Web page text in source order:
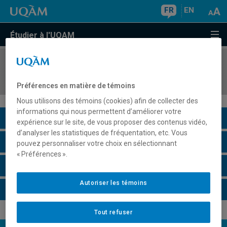
FR EN
Étudier à l'UQAM
COURS//
Description du cours
Horaire - Été 2026
Préférences en matière de témoins
Nous utilisons des témoins (cookies) afin de collecter des
informations qui nous permettent d’améliorer votre
expérience sur le site, de vous proposer des contenus vidéo,
d’analyser les statistiques de fréquentation, etc. Vous
pouvez personnaliser votre choix en sélectionnant
« Préférences ».
Tout refuser
Autoriser les témoins